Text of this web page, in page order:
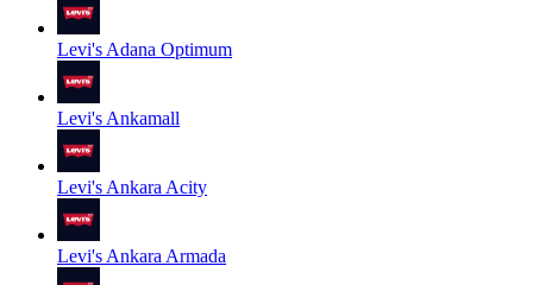
Levi's Adana Optimum
Levi's Ankamall
Levi's Ankara Acity
Levi's Ankara Armada